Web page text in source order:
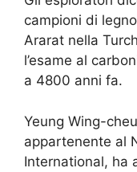
campioni di
Ararat nella
l’esame al
a 4800 anni fa.
Yeung Wing-
appartenente al
International, ha